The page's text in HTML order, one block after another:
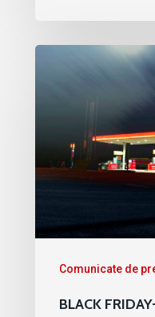
Comunicate de
BLACK